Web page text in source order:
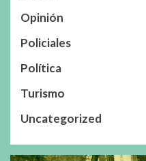
Opinión
Policiales
Política
Turismo
Uncategorized